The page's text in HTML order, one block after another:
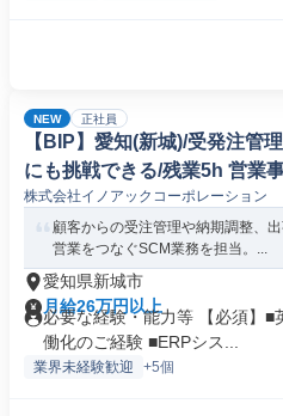
NEW 正社員
【BIP】愛知(新城)/受発注
にも挑戦できる/残業5h 営業
株式会社イノアックコーポレーション
顧客からの受注管理や納期調整、
営業をつなぐSCM業務を担当。...
愛知県新城市
月給26万円以上
必要な経験・能力等 【必須】■
働化のご経験 ■ERPシス...
業界未経験歓迎 +5個